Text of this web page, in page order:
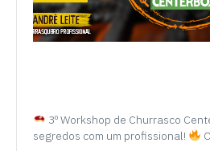
3º Workshop de Churrasco
segredos com um profissional!